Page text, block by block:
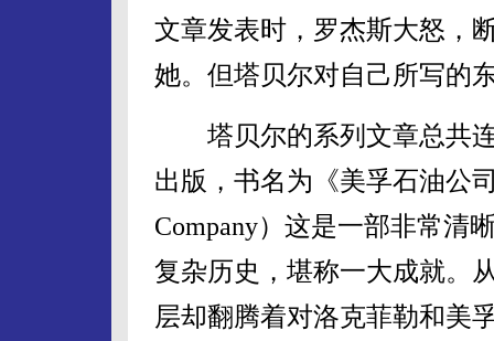
文章发表时，罗杰斯大怒，
她。但塔贝尔对自己所写的
塔贝尔的系列文章总共连
出版，书名为《美孚石油公
Company）这是一部非常清
复杂历史，堪称一大成就。
层却翻腾着对洛克菲勒和美